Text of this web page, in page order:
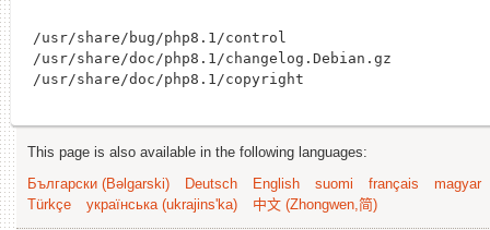
/usr/share/bug/php8.1/control
/usr/share/doc/php8.1/changelog.Debian.gz
This page is also available in the following languages:
Български (Bəlgarski)
Deutsch English suomi français
magyar
Türkçe
українська (ukrajins'ka) 中文 (Zhongwen,简)